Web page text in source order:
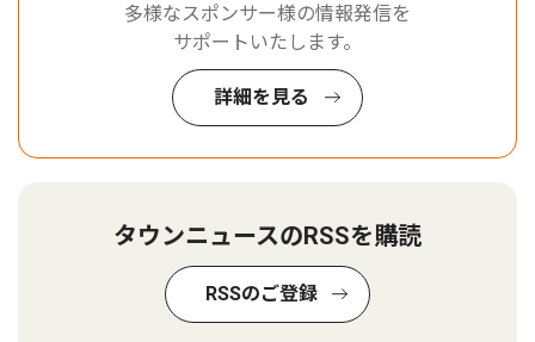
多様なスポンサー様の情報発信を
サポートいたします。
詳細を見る
タウンニュースのRSSを購読
RSSのご登録